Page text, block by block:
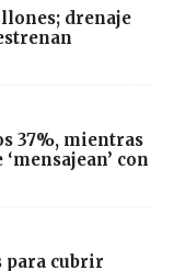
drenaje
37%, mientras
con
para cubrir